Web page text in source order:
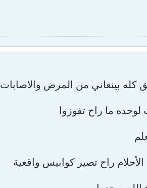
كله بينعاني من المرض والاصابات
ما راح تفوزوا
الأحلام راح تصير كوابيس واقعية